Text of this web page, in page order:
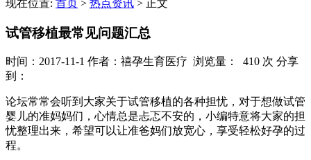
现在位置: 首页 > 热点资讯 > 正文
试管移植最常见问题汇总
时间：2017-11-1 作者：禧孕生育医疗 浏览量： 410 次 分享
到：
论坛常常会听到大家关于试管移植的各种担忧，对于想做试管
婴儿的准妈妈们，心情总是忐忑不安的，小编特意将大家的担
忧整理出来，希望可以让准爸妈们放宽心，享受轻松好孕的过
程。